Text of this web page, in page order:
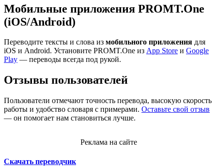
Мобильные приложения PROMT.One
(iOS/Android)
Переводите тексты и слова из мобильного приложения для
iOS и Android. Установите PROMT.One из App Store и Google
Play — переводы всегда под рукой.
Отзывы пользователей
Пользователи отмечают точность перевода, высокую скорость
работы и удобство словаря с примерами. Оставьте свой отзыв
— он помогает нам становиться лучше.
Реклама на сайте
Скачать переводчик